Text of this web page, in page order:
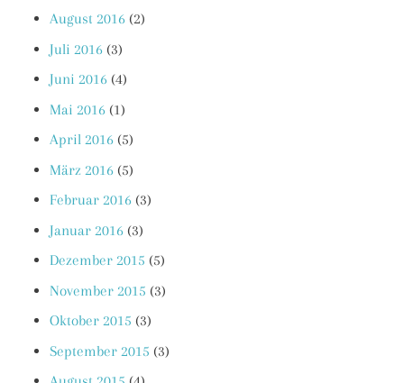
August 2016 (2)
Juli 2016 (3)
Juni 2016 (4)
Mai 2016 (1)
April 2016 (5)
März 2016 (5)
Februar 2016 (3)
Januar 2016 (3)
Dezember 2015 (5)
November 2015 (3)
Oktober 2015 (3)
September 2015 (3)